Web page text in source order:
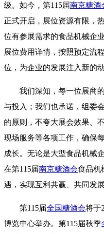
级。如今，第115届南京糖酒
正式开启，展位资源有限，
位有参展需求的食品机械企
展位费用详情，按照预定流
位，为企业的发展注入新的动
我们深知，每一位展商
与投入；我们也承诺，组委
的原则，不夸大展会效果、
现场服务等各项工作，确保
成长。无论是大型食品机械
在第115届南京糖酒会食品机
遇，实现互利共赢、共同发展
第115届全国糖酒会将于
博览中心举办。第115届秋季